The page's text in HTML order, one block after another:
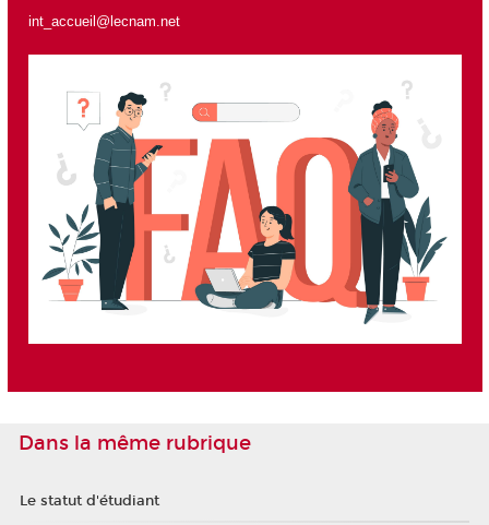
int_accueil@lecnam.net
Dans la même rubrique
Le statut d'étudiant